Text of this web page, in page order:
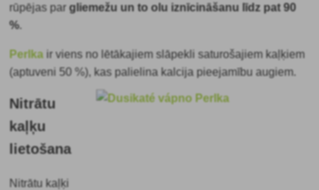
rūpējas par gliemežu un to olu iznīcināšanu līdz pat 90
%.
Perlka ir viens no lētākajiem slāpekli saturošajiem kaļķiem
(aptuveni 50 %), kas palielina kalcija pieejamību augiem.
Nitrātu
kaļķu
lietošana
Nitrātu kaļķi